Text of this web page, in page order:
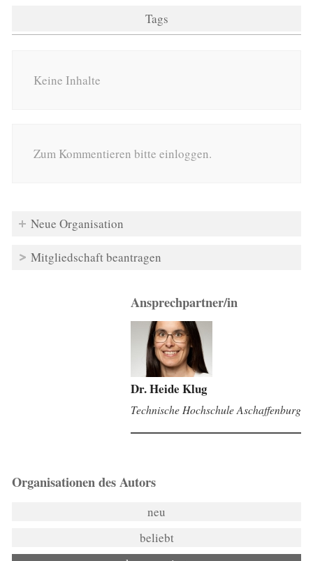
Tags
Keine Inhalte
Zum Kommentieren bitte einloggen.
Neue Organisation
Mitgliedschaft beantragen
Ansprechpartner/in
Dr. Heide Klug
Technische Hochschule Aschaffenburg
Organisationen des Autors
neu
beliebt